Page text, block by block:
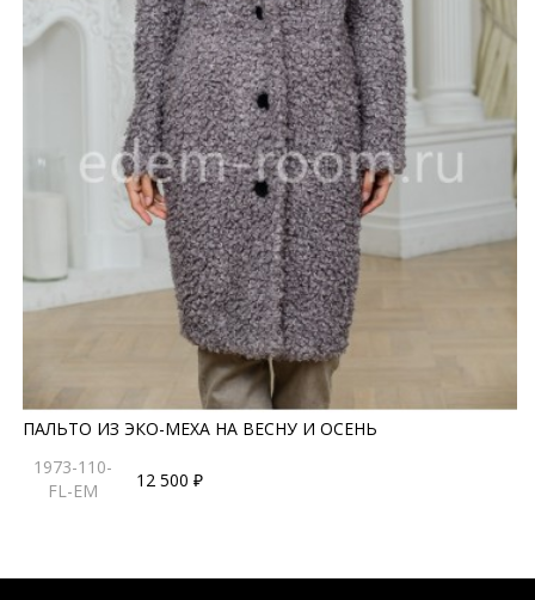
ПАЛЬТО ИЗ ЭКО-МЕХА НА ВЕСНУ И ОСЕНЬ
1973-110-
FL-EM
12 500 ₽